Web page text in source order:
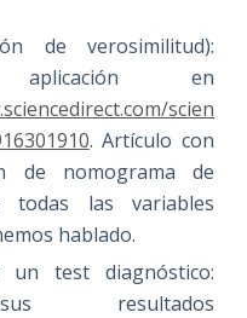
de verosimilitud):
en
scien
. Artículo con
de nomograma de
las variables
hablado.
un test diagnóstico:
resultados